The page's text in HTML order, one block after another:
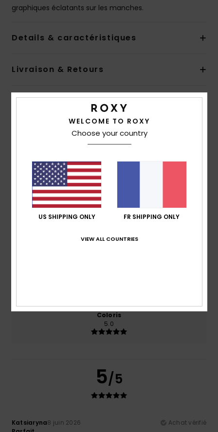
graphiques éclatants sur les manches.
Details & caractéristiques
Livraison & Retours
Note moyenne
5.0
basé sur1 avis vérifiés
100% de nos clients recommandent ce produit
Coloris
5.0
5/5
Katsiaryna8 juin 2026
Achat vérifié
WELCOME TO ROXY
Choose your country
US SHIPPING ONLY FR SHIPPING ONLY
VIEW ALL COUNTRIES